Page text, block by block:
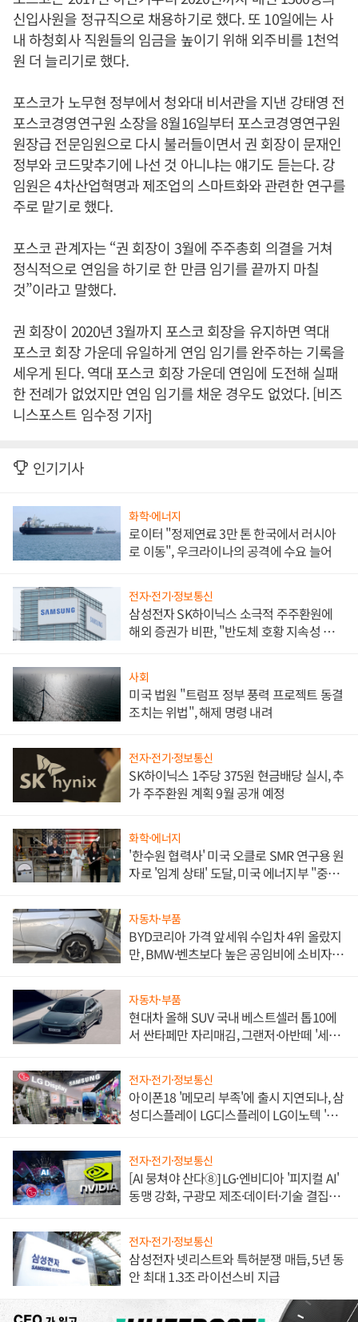
신입사원을 정규직으로 채용하기로 했다. 또 10일에는 사
내 하청회사 직원들의 임금을 높이기 위해 외주비를 1천억
원 더 늘리기로 했다.
포스코가 노무현 정부에서 청와대 비서관을 지낸 강태영 전
포스코경영연구원 소장을 8월16일부터 포스코경영연구원
원장급 전문임원으로 다시 불러들이면서 권 회장이 문재인
정부와 코드맞추기에 나선 것 아니냐는 얘기도 듣는다. 강
임원은 4차산업혁명과 제조업의 스마트화와 관련한 연구를
주로 맡기로 했다.
포스코 관계자는 “권 회장이 3월에 주주총회 의결을 거쳐
정식적으로 연임을 하기로 한 만큼 임기를 끝까지 마칠
것”이라고 말했다.
권 회장이 2020년 3월까지 포스코 회장을 유지하면 역대
포스코 회장 가운데 유일하게 연임 임기를 완주하는 기록을
세우게 된다. 역대 포스코 회장 가운데 연임에 도전해 실패
한 전례가 없었지만 연임 임기를 채운 경우도 없었다. [비즈
니스포스트 임수정 기자]
인기기사
화학·에너지
로이터 "정제연료 3만 톤 한국에서 러시아
로 이동", 우크라이나의 공격에 수요 늘어
전자·전기·정보통신
삼성전자 SK하이닉스 소극적 주주환원에
해외 증권가 비판, "반도체 호황 지속성 의
사회
미국 법원 "트럼프 정부 풍력 프로젝트 동결
조치는 위법", 해제 명령 내려
전자·전기·정보통신
SK하이닉스 1주당 375원 현금배당 실시, 추
가 주주환원 계획 9월 공개 예정
화학·에너지
'한수원 협력사' 미국 오클로 SMR 연구용 원
자로 '임계 상태' 도달, 미국 에너지부 "중요
자동차·부품
BYD코리아 가격 앞세워 수입차 4위 올랐지
만, BMW·벤츠보다 높은 공임비에 소비자
자동차·부품
현대차 올해 SUV 국내 베스트셀러 톱10에
서 싼타페만 자리매김, 그랜저·아반떼 '세단
전자·전기·정보통신
아이폰18 '메모리 부족'에 출시 지연되나, 삼
성디스플레이 LG디스플레이 LG이노텍 '탈
전자·전기·정보통신
[AI 뭉쳐야 산다⑧] LG·엔비디아 '피지컬 AI'
동맹 강화, 구광모 제조·데이터·기술 결집
전자·전기·정보통신
삼성전자 넷리스트와 특허분쟁 매듭, 5년 동
안 최대 1.3조 라이선스비 지급